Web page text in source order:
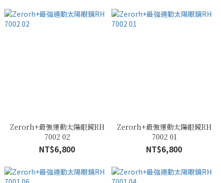
Zerorh+最強運動太陽眼鏡RH
7002 02
NT$6,800
Zerorh+最強運動太陽眼鏡RH
7002 01
NT$6,800